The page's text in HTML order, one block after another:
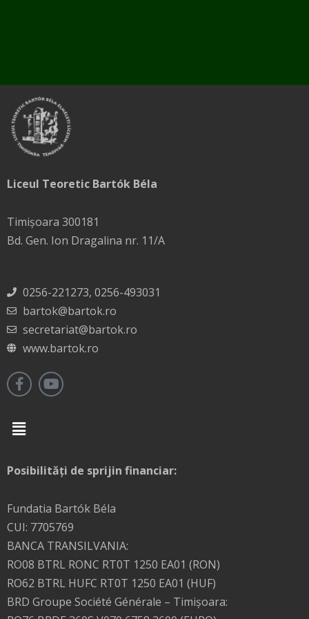
Liceul Teoretic Bartók Béla
Timișoara 300181
Bd. Gen. Ion Dragalina nr. 11/A
0256-221273, 0256-493031
bartok@bartok.ro
secretariat@bartok.ro
www.bartok.ro
Menu
Posibilități de sprijin financiar:
Fundatia Bartók Béla
CUI: 7705769
BANCA TRANSILVANIA:
RO08 BTRL RONC RT0T 1250 EA01 (RON)
RO62 BTRL HUFC RT0T 1250 EA01 (HUF)
BRD Groupe Société Générale – Timişoara: